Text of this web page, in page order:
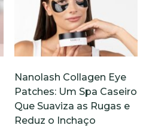
Nanolash Collagen Eye
Patches: Um Spa Caseiro
Que Suaviza as Rugas e
Reduz o Inchaço